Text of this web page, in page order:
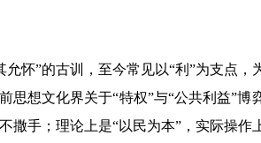
允怀”的古训，至今常见以“利 ”为支点，
思想文化界关于“特权”与“公共利益”博
撒手；理论上是“以民为本”，实际操作